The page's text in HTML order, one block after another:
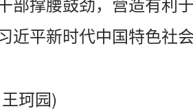
近平新时代中国特色
珂园)